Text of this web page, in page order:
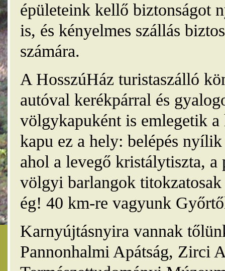
épületeink kellő biztonságot
is, és kényelmes szállás
számára.
A HosszúHáz turistaszálló
autóval kerékpárral és
völgykapuként is emlegetik
kapu ez a hely: belépés
ahol a levegő kristálytiszta, a
völgyi barlangok
ég! 40 km-re vagyunk
Karnyújtásnyira vannak
Pannonhalmi Apátság, Zirci